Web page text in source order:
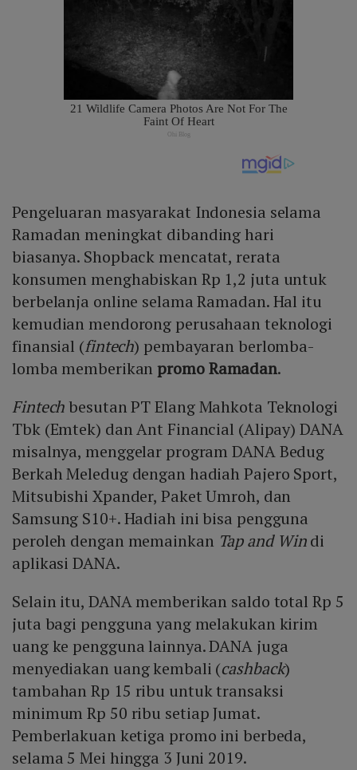
Pengeluaran masyarakat Indonesia selama
Ramadan meningkat dibanding hari
biasanya. Shopback mencatat, rerata
konsumen menghabiskan Rp 1,2 juta untuk
berbelanja online selama Ramadan. Hal itu
kemudian mendorong perusahaan teknologi
finansial (fintech) pembayaran berlomba-
lomba memberikanpromo Ramadan.
Fintechbesutan PT Elang Mahkota Teknologi
Tbk (Emtek) dan Ant Financial (Alipay) DANA
misalnya, menggelar program DANA Bedug
Berkah Meledug dengan hadiah Pajero Sport,
Mitsubishi Xpander, Paket Umroh, dan
Samsung S10+. Hadiah ini bisa pengguna
peroleh dengan memainkan Tap and Windi
aplikasi DANA.
Selain itu, DANA memberikan saldo total Rp 5
juta bagi pengguna yang melakukan kirim
uang ke pengguna lainnya. DANA juga
menyediakan uang kembali (cashback)
tambahan Rp 15 ribu untuk transaksi
minimum Rp 50 ribu setiap Jumat.
Pemberlakuan ketiga promo ini berbeda,
selama 5 Mei hingga 3 Juni 2019.